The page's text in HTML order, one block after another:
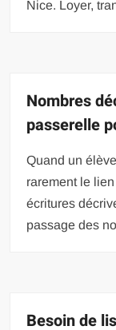
Nice. Loyer,
Nombres
passerelle
Quand un
rarement le
écritures
passage des
Besoin de